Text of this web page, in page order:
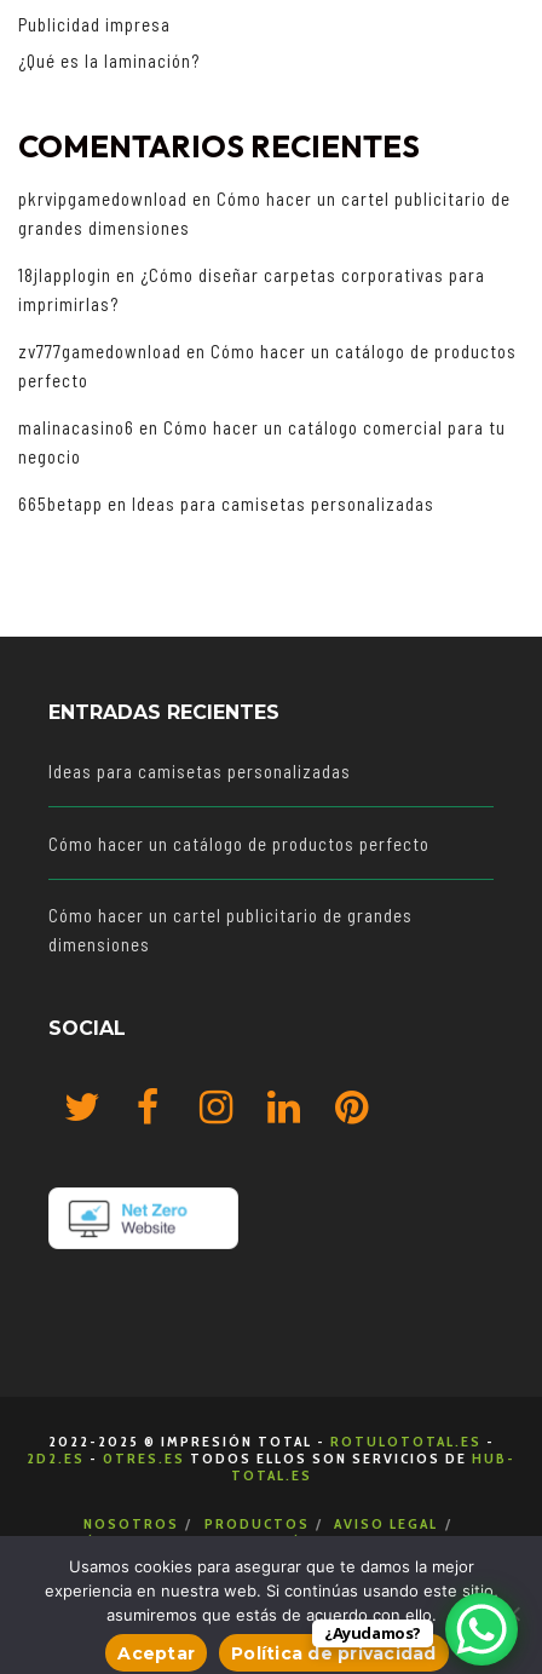
Publicidad impresa
¿Qué es la laminación?
COMENTARIOS RECIENTES
pkrvipgamedownload en Cómo hacer un cartel publicitario de
grandes dimensiones
18jlapplogin en ¿Cómo diseñar carpetas corporativas para
imprimirlas?
zv777gamedownload en Cómo hacer un catálogo de productos
perfecto
malinacasino6 en Cómo hacer un catálogo comercial para tu
negocio
665betapp en Ideas para camisetas personalizadas
ENTRADAS RECIENTES
Ideas para camisetas personalizadas
Cómo hacer un catálogo de productos perfecto
Cómo hacer un cartel publicitario de grandes
dimensiones
SOCIAL
2022-2025 ® IMPRESIÓN TOTAL - ROTULOTOTAL.ES -
2D2.ES - 0TRES.ES TODOS ELLOS SON SERVICIOS DE HUB-
TOTAL.ES
NOSOTROS PRODUCTOS
AVISO LEGAL
POLÍTICA DE COOKIES
POLÍTICA DE PRIVACIDAD
CONDICIONES DE VENTA
CONTACTA
¿Ayudamos?
Usamos cookies para asegurar que te damos la mejor
experiencia en nuestra web. Si continúas usando este sitio,
asumiremos que estás de acuerdo con ello.
Aceptar Política de privacidad